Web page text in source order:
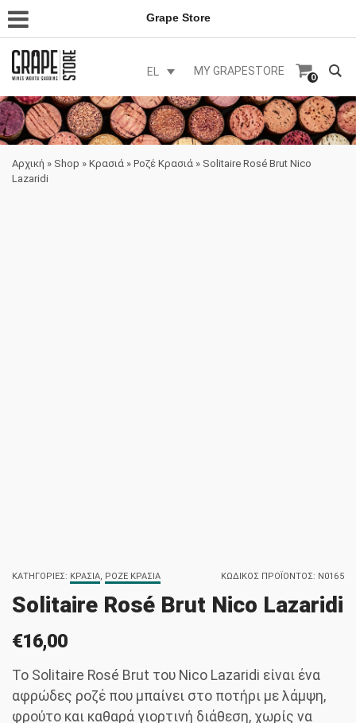
Grape Store
EL MY GRAPESTORE
0
Αρχική » Shop » Κρασιά » Ροζέ Κρασιά » Solitaire Rosé Brut Nico
Lazaridi
ΚΩΔΙΚΌΣ ΠΡΟΪΌΝΤΟΣ: N0165
ΚΑΤΗΓΟΡΊΕΣ: ΚΡΑΣΙΆ, ΡΟΖΈ ΚΡΑΣΙΆ
Solitaire Rosé Brut Nico Lazaridi
€16,00
Το Solitaire Rosé Brut του Nico Lazaridi είναι ένα
αφρώδες ροζέ που μπαίνει στο ποτήρι με λάμψη,
φρούτο και καθαρά γιορτινή διάθεση, χωρίς να